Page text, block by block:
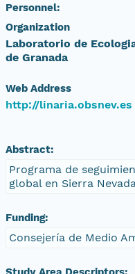
Personnel:
Organization
Laboratorio de
de Granada
Web Address
http://linaria.obsnev.es
Abstract:
Programa de
global en Sierra
Funding:
Consejería de Medio